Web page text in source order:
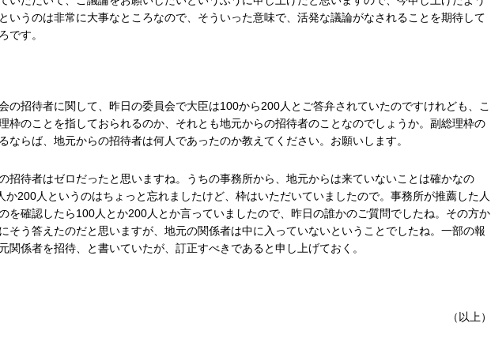
いうのは非常に大事なところなので、そういった意味で、活発な議論がなされることを期待して
です。
の招待者に関して、昨日の委員会で大臣は100から200人とご答弁されていたのですけれども、こ
枠のことを指しておられるのか、それとも地元からの招待者のことなのでしょうか。副総理枠の
ならば、地元からの招待者は何人であったのか教えてください。お願いします。
招待者はゼロだったと思いますね。うちの事務所から、地元からは来ていないことは確かなの
か200人というのはちょっと忘れましたけど、枠はいただいていましたので。事務所が推薦した人
を確認したら100人とか200人とか言っていましたので、昨日の誰かのご質問でしたね。その方か
そう答えたのだと思いますが、地元の関係者は中に入っていないということでしたね。一部の報
関係者を招待、と書いていたが、訂正すべきであると申し上げておく。
（以上）